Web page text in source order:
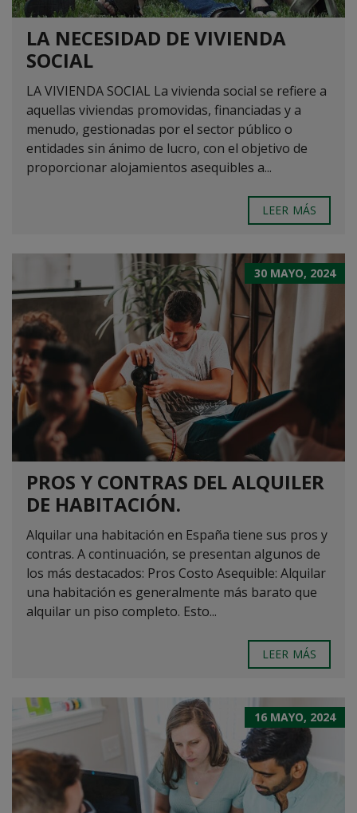
LA NECESIDAD DE VIVIENDA
SOCIAL
LA VIVIENDA SOCIAL La vivienda social se refiere a
aquellas viviendas promovidas, financiadas y a
menudo, gestionadas por el sector público o
entidades sin ánimo de lucro, con el objetivo de
proporcionar alojamientos asequibles a...
LEER MÁS
30 MAYO, 2024
PROS Y CONTRAS DEL ALQUILER
DE HABITACIÓN.
Alquilar una habitación en España tiene sus pros y
contras. A continuación, se presentan algunos de
los más destacados: Pros Costo Asequible: Alquilar
una habitación es generalmente más barato que
alquilar un piso completo. Esto...
LEER MÁS
16 MAYO, 2024